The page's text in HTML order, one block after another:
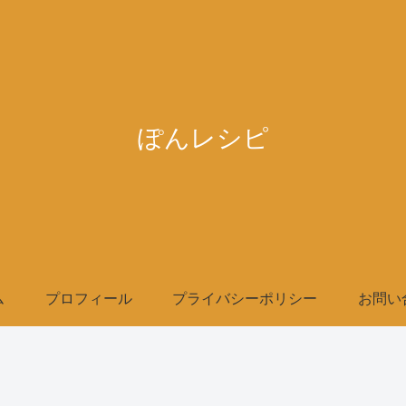
ぽんレシピ
プロフィール プライバシーポリシー お問い